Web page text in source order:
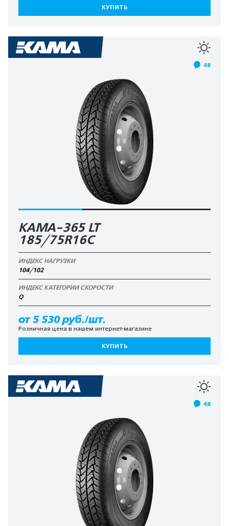
КУПИТЬ
48
КАМА-365 LT
185/75R16C
ИНДЕКС НАГРУЗКИ
104/102
ИНДЕКС КАТЕГОРИИ СКОРОСТИ
Q
от 5 530 руб./шт.
Розничная цена в нашем интернет-магазине
КУПИТЬ
48